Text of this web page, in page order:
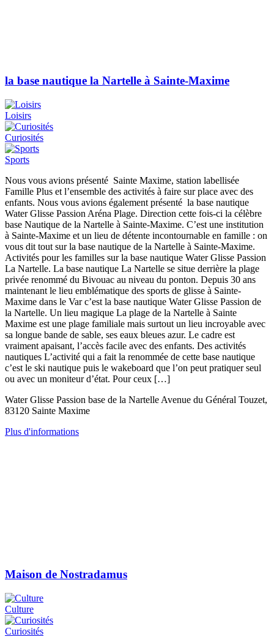
la base nautique la Nartelle à Sainte-Maxime
Loisirs
Curiosités
Sports
Nous vous avions présenté Sainte Maxime, station labellisée
Famille Plus et l’ensemble des activités à faire sur place avec des
enfants. Nous vous avions également présenté la base nautique
Water Glisse Passion Aréna Plage. Direction cette fois-ci la célèbre
base Nautique de la Nartelle à Sainte-Maxime. C’est une institution
à Sainte-Maxime et un lieu de détente incontournable en famille : on
vous dit tout sur la base nautique de la Nartelle à Sainte-Maxime.
Activités pour les familles sur la base nautique Water Glisse Passion
La Nartelle. La base nautique La Nartelle se situe derrière la plage
privée renommé du Bivouac au niveau du ponton. Depuis 30 ans
maintenant le lieu emblématique des sports de glisse à Sainte-
Maxime dans le Var c’est la base nautique Water Glisse Passion de
la Nartelle. Un lieu magique La plage de la Nartelle à Sainte
Maxime est une plage familiale mais surtout un lieu incroyable avec
sa longue bande de sable, ses eaux bleues azur. Le cadre est
vraiment apaisant, l’accès facile avec des enfants. Des activités
nautiques L’activité qui a fait la renommée de cette base nautique
c’est le ski nautique puis le wakeboard que l’on peut pratiquer seul
ou avec un moniteur d’état. Pour ceux […]
Water Glisse Passion base de la Nartelle Avenue du Général Touzet,
83120 Sainte Maxime
Plus d'informations
Maison de Nostradamus
Culture
Curiosités